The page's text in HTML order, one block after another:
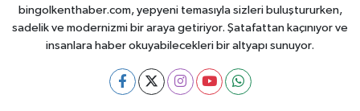
bingolkenthaber.com, yepyeni temasıyla sizleri buluştururken,
sadelik ve modernizmi bir araya getiriyor. Şatafattan kaçınıyor ve
insanlara haber okuyabilecekleri bir altyapı sunuyor.